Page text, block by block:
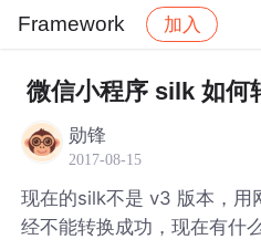
Framework 加入
社区 Framework 帖
微信小程序 silk 如何
勋锋
2017-08-15
现在的silk不是 v3 版本，用
经不能转换成功，现在有什